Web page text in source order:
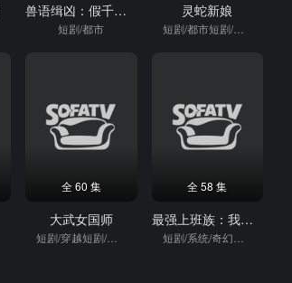
兽语缉凶：假千金靠破案逆袭
短剧/都市
灵蛇新娘
短剧/都市短剧/重生
全 60 集
大武女国师
短剧/穿越短剧/穿越
全 58 集
最强上班族：我靠系统整顿职场